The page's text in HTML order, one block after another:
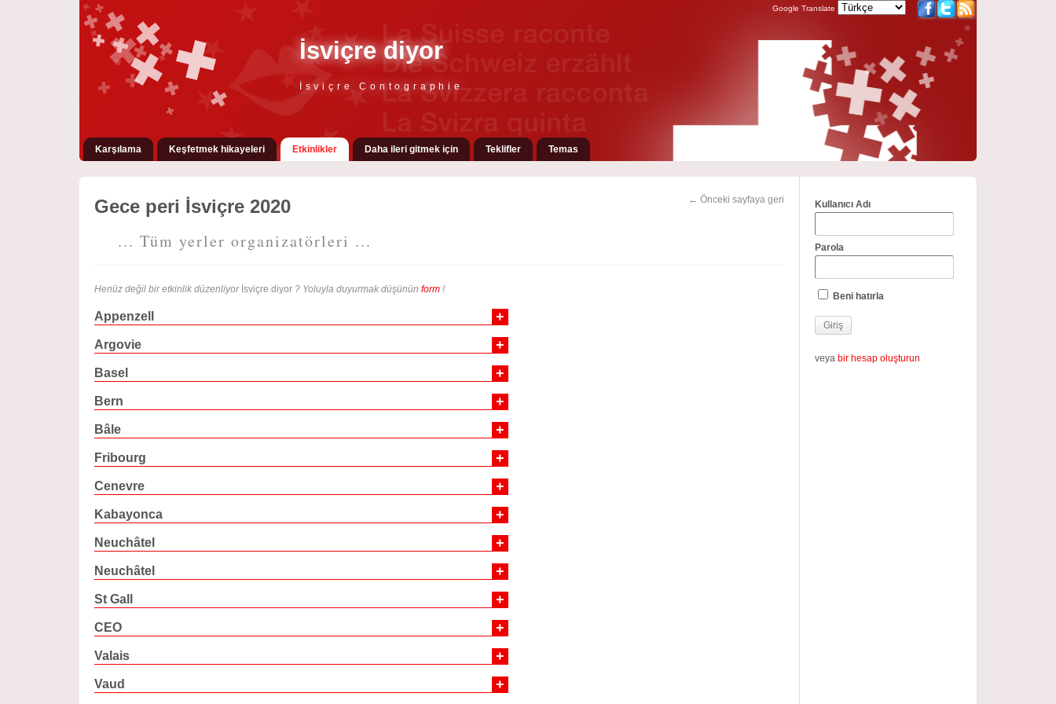
İsviçre diyor
İsviçre Contographie
Google Translate
Karşılama Keşfetmek hikayeleri Etkinlikler Daha ileri gitmek için Teklifler Temas
← Önceki sayfaya geri
Gece peri İsviçre 2020
... Tüm yerler organizatörleri ...
Henüz değil bir etkinlik düzenliyor İsviçre diyor? Yoluyla duyurmak düşünün form!
Appenzell +
Argovie +
Basel +
Bern +
Bâle +
Fribourg +
Cenevre +
Kabayonca +
Neuchâtel +
Neuchâtel +
St Gall +
CEO +
Valais +
Vaud +
Kullanıcı Adı
Parola
Beni hatırla
veya bir hesap oluşturun